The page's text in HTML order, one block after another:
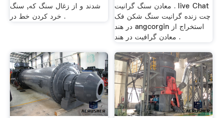
شدند و از زغال سنگ كه, سنگ
خرد کردن خط در .
معادن سنگ گرانیت . live Chat
چت زنده گرانیت سنگ شکن فک
در هند angcorgin استخراج از
معادن گرافیت در هند .